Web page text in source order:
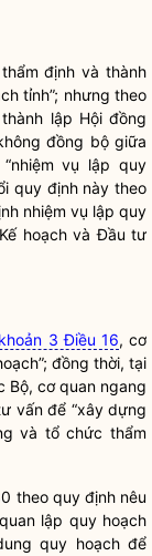
định và thành
tỉnh”; nhưng theo
lập Hội đồng
đồng bộ giữa
vụ lập quy
quy định này theo
nhiệm vụ lập quy
hoạch và Đầu tư
3 Điều 16, cơ
đồng thời, tại
Bộ, cơ quan ngang
vấn để “xây dựng
và tổ chức thẩm
theo quy định nêu
lập quyhoạch
quy hoạch để